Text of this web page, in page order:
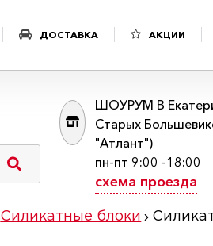
ДОСТАВКА АКЦИИ
ШОУРУМ В
Старых
"Атлант")
пн-пт 9:00 -18:00
схема проезда
Силикатные блоки